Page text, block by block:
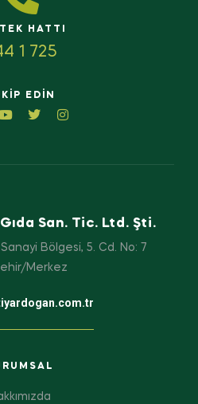
HATTI
1 725
EDIN
San. Tic. Ltd. Şti.
Bölgesi, 5. Cd. No: 7
Merkez